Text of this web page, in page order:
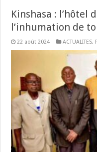
Kinshasa : l’hôtel
l’inhumation de
22 août 2024 ACTUALITES,